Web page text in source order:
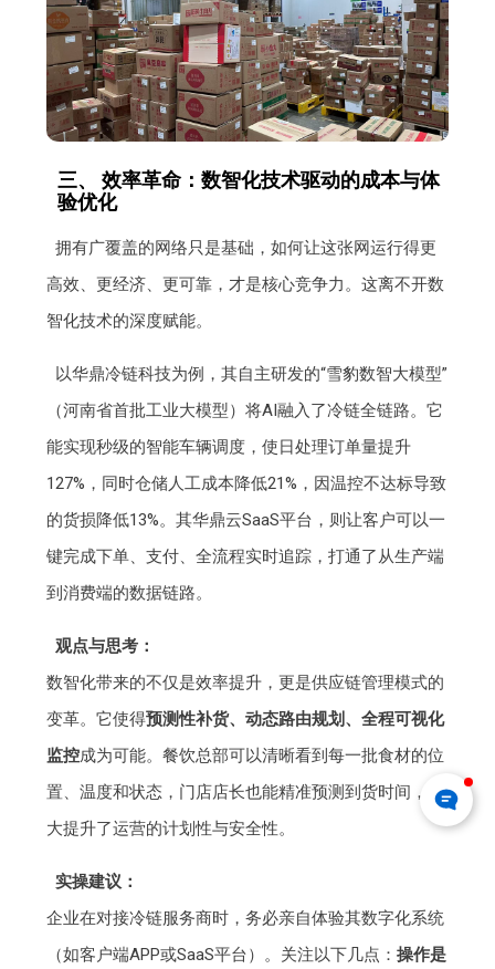
三、 效率革命：数智化技术驱动的成本与体
验优化
拥有广覆盖的网络只是基础，如何让这张网运行得更
高效、更经济、更可靠，才是核心竞争力。这离不开数
智化技术的深度赋能。
以华鼎冷链科技为例，其自主研发的“雪豹数智大模型”
（河南省首批工业大模型）将AI融入了冷链全链路。它
能实现秒级的智能车辆调度，使日处理订单量提升
127%，同时仓储人工成本降低21%，因温控不达标导致
的货损降低13%。其华鼎云SaaS平台，则让客户可以一
键完成下单、支付、全流程实时追踪，打通了从生产端
到消费端的数据链路。
观点与思考：
数智化带来的不仅是效率提升，更是供应链管理模式的
变革。它使得预测性补货、动态路由规划、全程可视化
监控成为可能。餐饮总部可以清晰看到每一批食材的位
置、温度和状态，门店店长也能精准预测到货时间，极
大提升了运营的计划性与安全性。
实操建议：
企业在对接冷链服务商时，务必亲自体验其数字化系统
（如客户端APP或SaaS平台）。关注以下几点：操作是